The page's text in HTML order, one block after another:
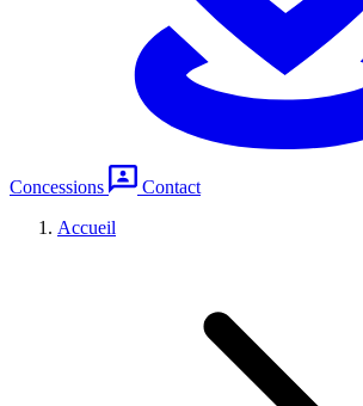
Concessions
Contact
Accueil